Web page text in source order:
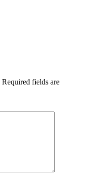
Required fields are